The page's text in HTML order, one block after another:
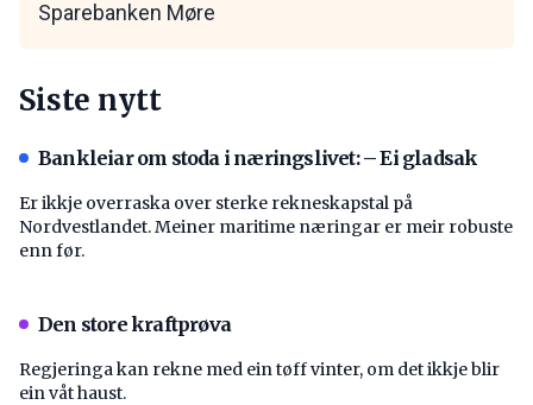
Sparebanken Møre
Siste nytt
Bankleiar om stoda i næringslivet: – Ei gladsak
Er ikkje overraska over sterke rekneskapstal på
Nordvestlandet. Meiner maritime næringar er meir robuste
enn før.
Den store kraftprøva
Regjeringa kan rekne med ein tøff vinter, om det ikkje blir
ein våt haust.